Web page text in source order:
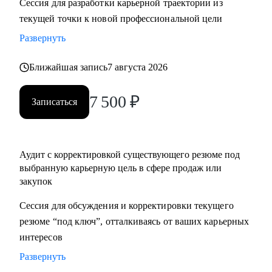
нетворкинг для построения карьеры на текущей позиции и
• Успешные смены работы моих менти: Авито, Mars,
Henkel, BIC, Royal Canin, Яндекс, Beiersdorf, Danone.
С чем помогу:
• Оценка текущего положения и совместный поиск разных
закупках, в том числе для перехода в другие сегменты
• Составление резюме или корректировка существующего
(это ваша история, поэтому лучше, если автор вы)
• Подготовка к собеседованию на разных этапах (рекрутер,
внутренний HR, нанимающий менеджер, руководитель
компании - разные подходы)
Сессия для разработки карьерной траектории из
текущей точки к новой профессиональной цели
Развернуть
Ближайшая запись7 августа 2026
Записаться 7 500 ₽
Аудит с корректировкой существующего резюме под
выбранную карьерную цель в сфере продаж или
закупок
Сессия для обсуждения и корректировки текущего
резюме “под ключ”, отталкиваясь от ваших карьерных
интересов
Развернуть